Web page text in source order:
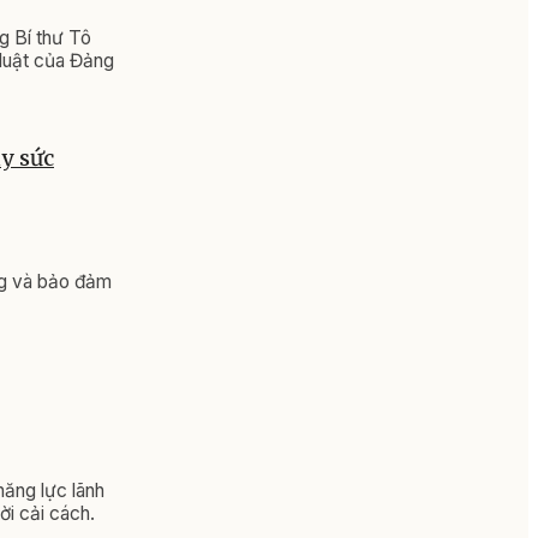
Bí thư Tô
của Đảng
sức
và bảo đảm
lực lãnh
cải cách.